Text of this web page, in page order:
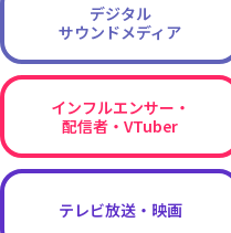
デジタル
サウンドメディア
インフルエンサー・
配信者・VTuber
テレビ放送・映画